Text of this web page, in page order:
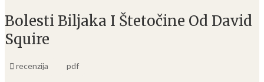
Bolesti Biljaka I Štetočine Od David
Squire
recenzija pdf